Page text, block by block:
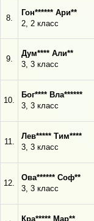
8.
Гон****** Ари**
2, 2 класс
9.
Дум**** Али**
3, 3 класс
10.
Бог**** Вла******
3, 3 класс
11.
Лев***** Тим****
3, 3 класс
12.
Ова****** Соф**
3, 3 класс
Кра***** Мар**